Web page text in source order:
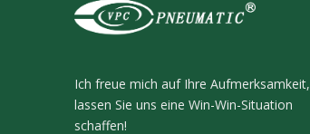
Ich freue mich auf Ihre Aufmerksamkeit,
lassen Sie uns eine Win-Win-Situation
schaffen!